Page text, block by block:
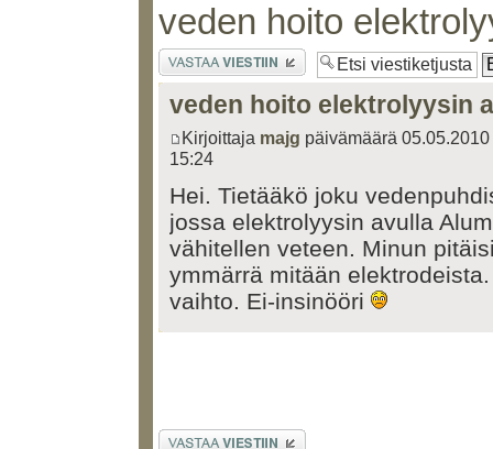
veden hoito
Lähetä vastaus
veden hoito elektrolyysin
Kirjoittaja majg päivämäärä 05.05.2010
15:24
Hei. Tietääkö joku
jossa elektrolyysin avulla
vähitellen veteen. Minun
ymmärrä mitään
vaihto. Ei-insinööri
Lähetä vastaus